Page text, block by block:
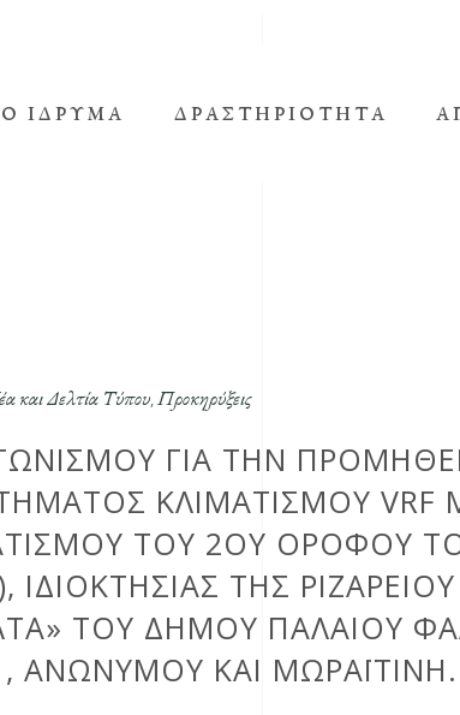
ΊΔΡΥΜΑ ΔΡΑΣΤΗΡΙΌΤΗΤΑ
και Δελτία Τύπου,Προκηρύξεις
ΓΙΑ ΤΗΝ
ΚΛΙΜΑΤΙΣΜΟΎ VRF
ΤΟΥ 2ΟΥ ΟΡΌΦΟΥ
ΙΔΙΟΚΤΗΣΊΑΣ ΤΗΣ
ΤΟΥ ΔΉΜΟΥ ΠΑΛΑΙΟΎ
ΑΝΩΝΎΜΟΥ ΚΑΙ ΜΩΡΑΪΤΊΝΗ.